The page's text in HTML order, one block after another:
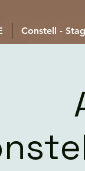
Constell -